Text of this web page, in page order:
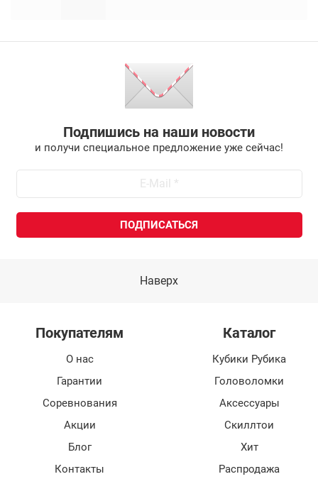
Подпишись на наши новости
и получи специальное предложение уже сейчас!
Наверх
Покупателям
О нас
Гарантии
Соревнования
Акции
Блог
Контакты
Каталог
Кубики Рубика
Головоломки
Аксессуары
Скиллтои
Хит
Распродажа